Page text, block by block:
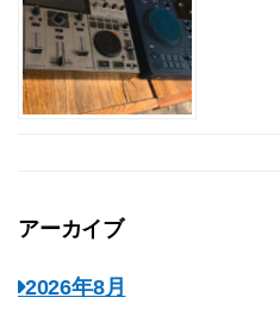
アーカイブ
2026年8月